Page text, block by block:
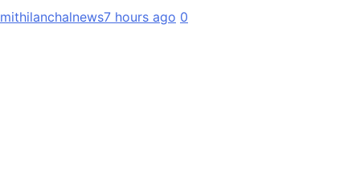
mithilanchalnews7 hours ago 0